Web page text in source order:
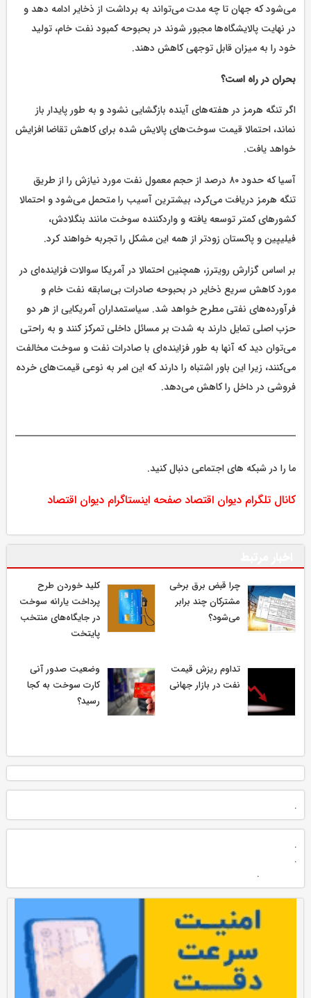
می‌شود که جهان تا چه مدت می‌تواند به برداشت از ذخایر ادامه دهد و
در نهایت پالایشگاه‌ها مجبور شوند در بحبوحه کمبود نفت خام، تولید
خود را به میزان قابل توجهی کاهش دهند.
بحران در راه است؟
اگر تنگه هرمز در هفته‌های آینده بازگشایی نشود و به طور پایدار باز
نماند، احتمالا قیمت سوخت‌های پالایش‌ شده برای کاهش تقاضا افزایش
خواهد یافت.
آسیا که حدود ۸۰ درصد از حجم معمول نفت مورد نیازش را از طریق
تنگه هرمز دریافت می‌کرد، بیشترین آسیب را متحمل می‌شود و احتمالا
کشورهای کمتر توسعه‌ یافته و واردکننده سوخت مانند بنگلادش،
فیلیپین و پاکستان زودتر از همه این مشکل را تجربه خواهند کرد.
بر اساس گزارش رویترز، همچنین احتمالا در آمریکا سوالات فزاینده‌ای در
مورد کاهش سریع ذخایر در بحبوحه صادرات بی‌سابقه نفت خام و
فرآورده‌های نفتی مطرح خواهد شد. سیاستمداران آمریکایی از هر دو
حزب اصلی تمایل دارند به شدت بر مسائل داخلی تمرکز کنند و به راحتی
می‌توان دید که آنها به طور فزاینده‌ای با صادرات نفت و سوخت مخالفت
می‌کنند، زیرا این باور اشتباه را دارند که این امر به نوعی قیمت‌های خرده
فروشی در داخل را کاهش می‌دهد.
ما را در شبکه های اجتماعی دنبال کنید.
کانال تلگرام دیوان اقتصاد صفحه اینستاگرام دیوان اقتصاد
چرا قبض برق برخی
مشترکان چند برابر
می‌شود؟
کلید خوردن طرح
پرداخت یارانه سوخت
در جایگاه‌های منتخب
پایتخت
تداوم ریزش قیمت
نفت در بازار جهانی
وضعیت صدور آنی
کارت سوخت به کجا
رسید؟
.
.
.
.